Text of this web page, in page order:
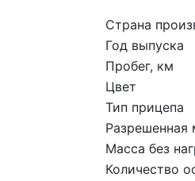
Страна
Год выпуска
Пробег, км
Цвет
Тип прицепа
Разрешенная
Масса без
Количество